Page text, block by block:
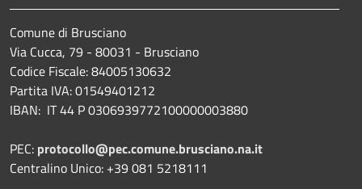
Comune di Brusciano
Via Cucca, 79 - 80031 - Brusciano
Codice Fiscale: 84005130632
Partita IVA: 01549401212
IBAN: IT 44 P 0306939772100000003880
PEC: protocollo@pec.comune.brusciano.na.it
Centralino Unico: +39 081 5218111